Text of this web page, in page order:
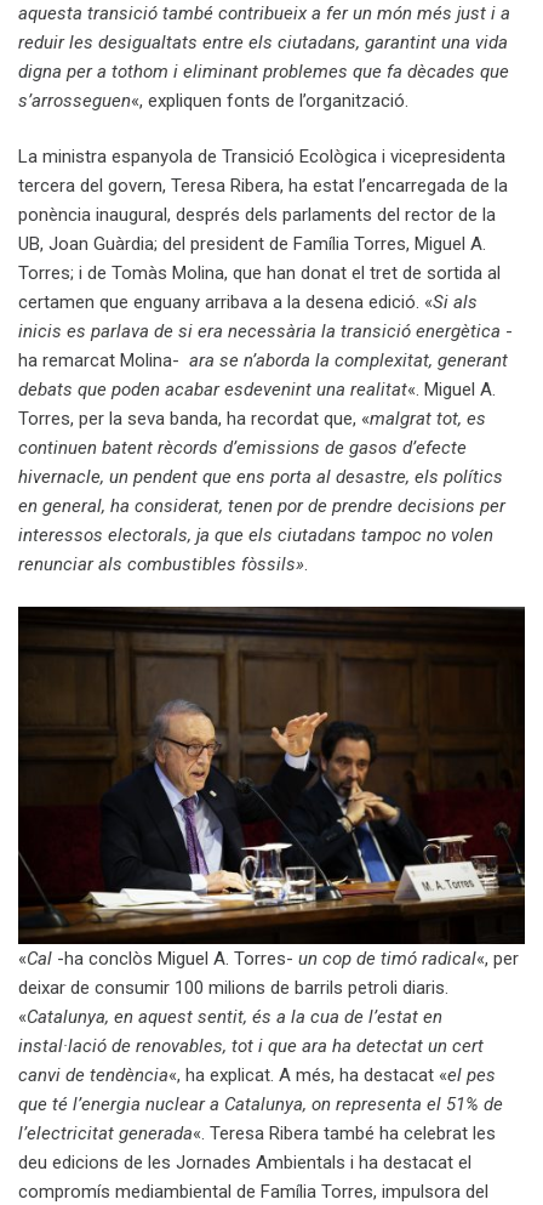
aquesta transició també contribueix a fer un món més just i a
reduir les desigualtats entre els ciutadans, garantint una vida
digna per a tothom i eliminant problemes que fa dècades que
s’arrosseguen«, expliquen fonts de l’organització.
La ministra espanyola de Transició Ecològica i vicepresidenta
tercera del govern, Teresa Ribera, ha estat l’encarregada de la
ponència inaugural, després dels parlaments del rector de la
UB, Joan Guàrdia; del president de Família Torres, Miguel A.
Torres; i de Tomàs Molina, que han donat el tret de sortida al
certamen que enguany arribava a la desena edició. «Si als
inicis es parlava de si era necessària la transició energètica -
ha remarcat Molina- ara se n’aborda la complexitat, generant
debats que poden acabar esdevenint una realitat«. Miguel A.
Torres, per la seva banda, ha recordat que, «malgrat tot, es
continuen batent rècords d’emissions de gasos d’efecte
hivernacle, un pendent que ens porta al desastre, els polítics
en general, ha considerat, tenen por de prendre decisions per
interessos electorals, ja que els ciutadans tampoc no volen
renunciar als combustibles fòssils».
«Cal -ha conclòs Miguel A. Torres- un cop de timó radical«, per
deixar de consumir 100 milions de barrils petroli diaris.
«Catalunya, en aquest sentit, és a la cua de l’estat en
instal·lació de renovables, tot i que ara ha detectat un cert
canvi de tendència«, ha explicat. A més, ha destacat «el pes
que té l’energia nuclear a Catalunya, on representa el 51% de
l’electricitat generada«. Teresa Ribera també ha celebrat les
deu edicions de les Jornades Ambientals i ha destacat el
compromís mediambiental de Família Torres, impulsora del